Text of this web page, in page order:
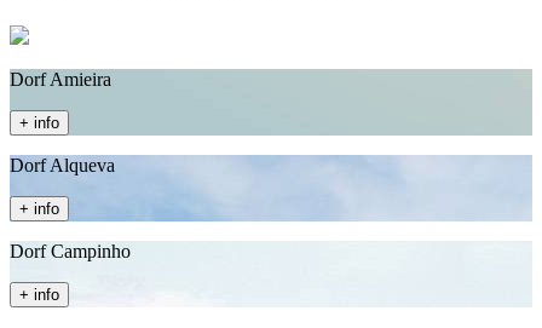
Dorf Amieira
+ info
Dorf Alqueva
+ info
Dorf Campinho
+ info